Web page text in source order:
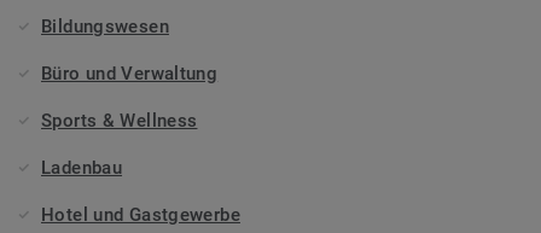
Bildungswesen
Büro und Verwaltung
Sports & Wellness
Ladenbau
Hotel und Gastgewerbe